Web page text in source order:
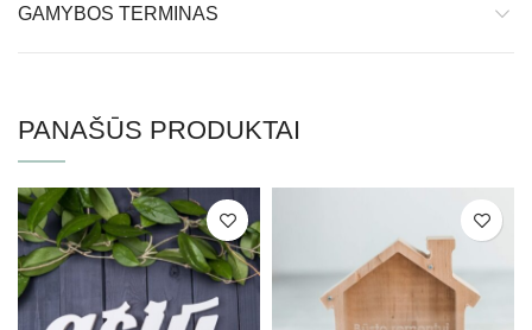
GAMYBOS TERMINAS
PANAŠŪS PRODUKTAI